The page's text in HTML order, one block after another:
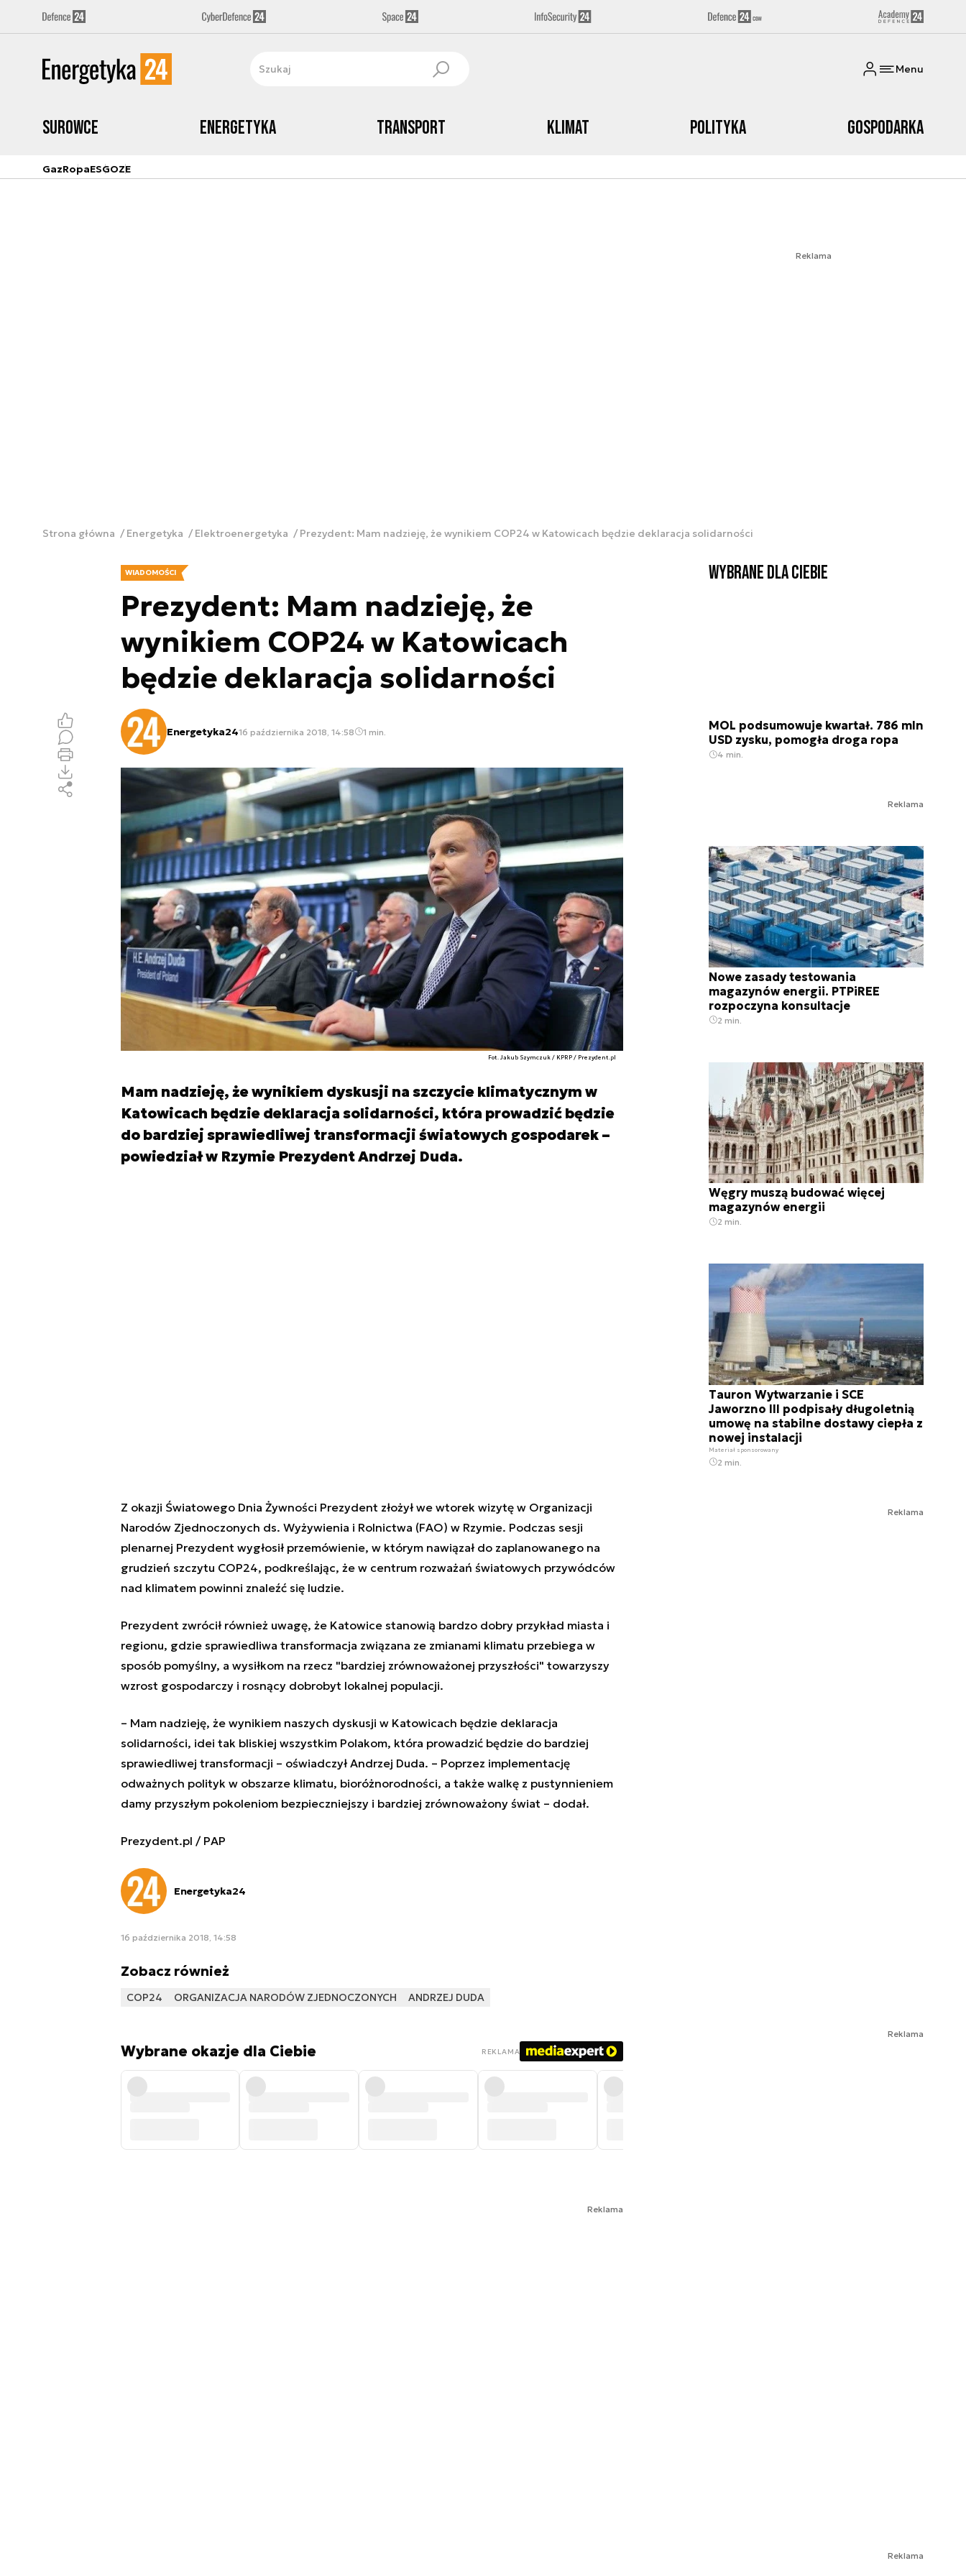
Menu
Surowce Energetyka Transport Klimat Polityka Gospodarka
GazRopaESGOZE
Reklama
Strona główna Energetyka Elektroenergetyka Prezydent: Mam nadzieję, że wynikiem COP24 w Katowicach będzie deklaracja solidarności
WIADOMOŚCI
Prezydent: Mam nadzieję, że
wynikiem COP24 w Katowicach
będzie deklaracja solidarności
Energetyka2416 października 2018, 14:58 1 min.
Fot. Jakub Szymczuk / KPRP / Prezydent.pl
Mam nadzieję, że wynikiem dyskusji na szczycie klimatycznym w
Katowicach będzie deklaracja solidarności, która prowadzić będzie
do bardziej sprawiedliwej transformacji światowych gospodarek –
powiedział w Rzymie Prezydent Andrzej Duda.
Z okazji Światowego Dnia Żywności Prezydent złożył we wtorek wizytę w Organizacji
Narodów Zjednoczonych ds. Wyżywienia i Rolnictwa (FAO) w Rzymie. Podczas sesji
plenarnej Prezydent wygłosił przemówienie, w którym nawiązał do zaplanowanego na
grudzień szczytu COP24, podkreślając, że w centrum rozważań światowych przywódców
nad klimatem powinni znaleźć się ludzie.
Prezydent zwrócił również uwagę, że Katowice stanowią bardzo dobry przykład miasta i
regionu, gdzie sprawiedliwa transformacja związana ze zmianami klimatu przebiega w
sposób pomyślny, a wysiłkom na rzecz "bardziej zrównoważonej przyszłości" towarzyszy
wzrost gospodarczy i rosnący dobrobyt lokalnej populacji.
– Mam nadzieję, że wynikiem naszych dyskusji w Katowicach będzie deklaracja
solidarności, idei tak bliskiej wszystkim Polakom, która prowadzić będzie do bardziej
sprawiedliwej transformacji – oświadczył Andrzej Duda. – Poprzez implementację
odważnych polityk w obszarze klimatu, bioróżnorodności, a także walkę z pustynnieniem
damy przyszłym pokoleniom bezpieczniejszy i bardziej zrównoważony świat – dodał.
Prezydent.pl / PAP
Energetyka24
16 października 2018, 14:58
Zobacz również
COP24 ORGANIZACJA NARODÓW ZJEDNOCZONYCH ANDRZEJ DUDA
Wybrane okazje dla Ciebie REKLAMA
Reklama
Wybrane dla Ciebie
MOL podsumowuje kwartał. 786 mln
USD zysku, pomogła droga ropa
4 min.
Reklama
Nowe zasady testowania
magazynów energii. PTPiREE
rozpoczyna konsultacje
2 min.
Węgry muszą budować więcej
magazynów energii
2 min.
Tauron Wytwarzanie i SCE
Jaworzno III podpisały długoletnią
umowę na stabilne dostawy ciepła z
nowej instalacji
Materiał sponsorowany
2 min.
Reklama
Reklama
Reklama